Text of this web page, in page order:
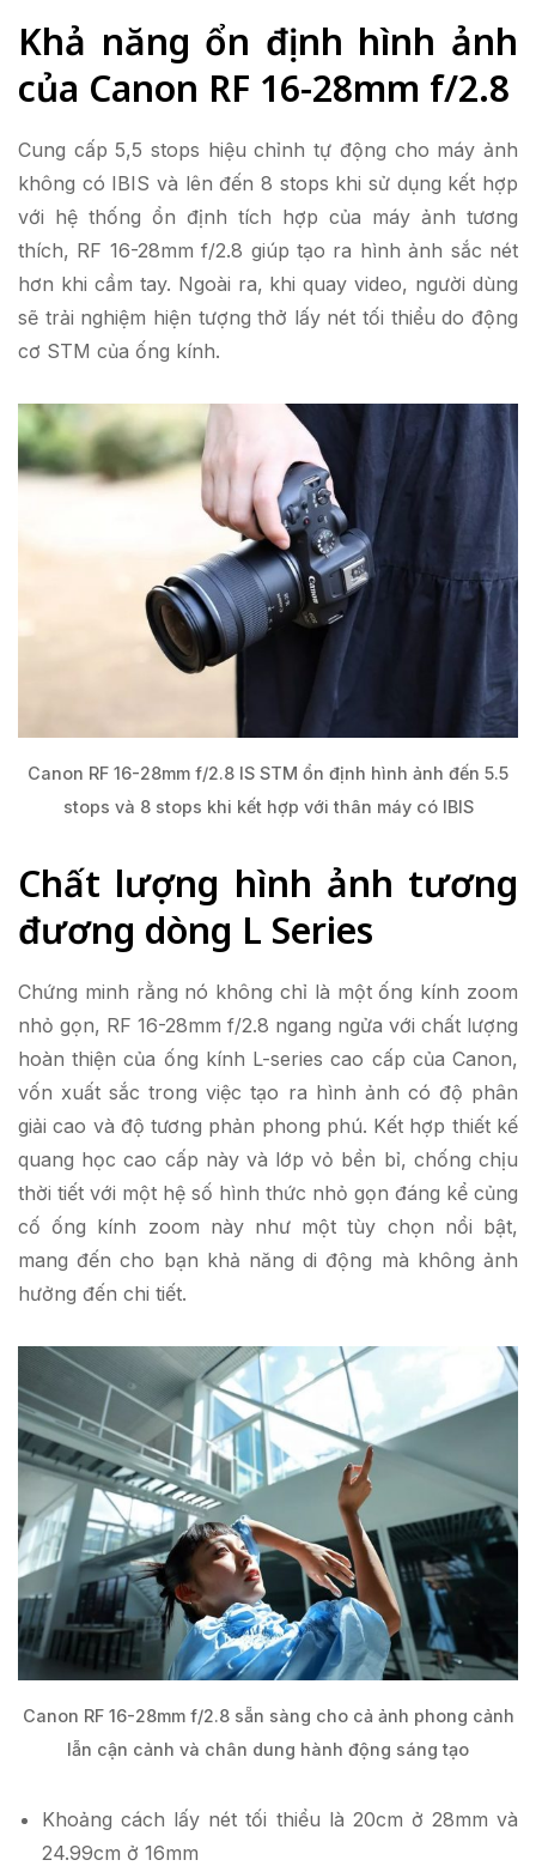
Khả năng ổn định hình ảnh
của Canon RF 16-28mm f/2.8
Cung cấp 5,5 stops hiệu chỉnh tự động cho máy ảnh
không có IBIS và lên đến 8 stops khi sử dụng kết hợp
với hệ thống ổn định tích hợp của máy ảnh tương
thích, RF 16-28mm f/2.8 giúp tạo ra hình ảnh sắc nét
hơn khi cầm tay. Ngoài ra, khi quay video, người dùng
sẽ trải nghiệm hiện tượng thở lấy nét tối thiểu do động
cơ STM của ống kính.
Canon RF 16-28mm f/2.8 IS STM ổn định hình ảnh đến 5.5
stops và 8 stops khi kết hợp với thân máy có IBIS
Chất lượng hình ảnh tương
đương dòng L Series
Chứng minh rằng nó không chỉ là một ống kính zoom
nhỏ gọn, RF 16-28mm f/2.8 ngang ngửa với chất lượng
hoàn thiện của ống kính L-series cao cấp của Canon,
vốn xuất sắc trong việc tạo ra hình ảnh có độ phân
giải cao và độ tương phản phong phú. Kết hợp thiết kế
quang học cao cấp này và lớp vỏ bền bỉ, chống chịu
thời tiết với một hệ số hình thức nhỏ gọn đáng kể củng
cố ống kính zoom này như một tùy chọn nổi bật,
mang đến cho bạn khả năng di động mà không ảnh
hưởng đến chi tiết.
Canon RF 16-28mm f/2.8 sẵn sàng cho cả ảnh phong cảnh
lẫn cận cảnh và chân dung hành động sáng tạo
Khoảng cách lấy nét tối thiểu là 20cm ở 28mm và
24.99cm ở 16mm